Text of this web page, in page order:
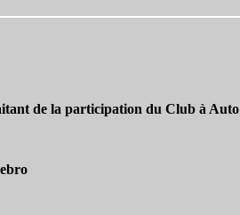
de la participation du Club à